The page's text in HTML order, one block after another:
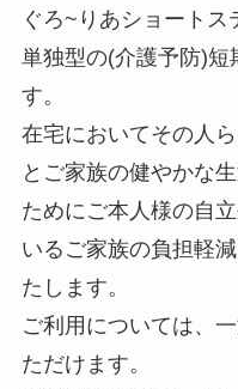
ぐろ~りあショート
単独型の(介護予防)
す。
在宅においてその人
とご家族の健やかな
ためにご本人様の自
いるご家族の負担軽
たします。
ご利用については、
ただけます。